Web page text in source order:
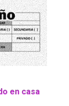
en casa